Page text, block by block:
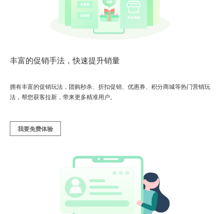
丰富的促销手法，快速提升销量
拥有丰富的促销玩法，团购秒杀、折扣促销、优惠券、积分商城等热门营销玩
法，帮您获客拉新，带来更多精准用户。
我要免费体验